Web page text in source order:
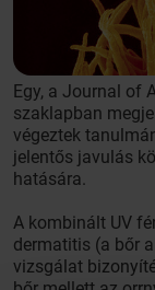
Egy, a Journal of
szaklapban
végeztek
jelentős javulás
hatására.
A kombinált UV
dermatitis (a bőr
vizsgálat